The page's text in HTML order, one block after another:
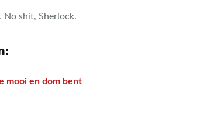
No shit, Sherlock.
mooi en dom bent